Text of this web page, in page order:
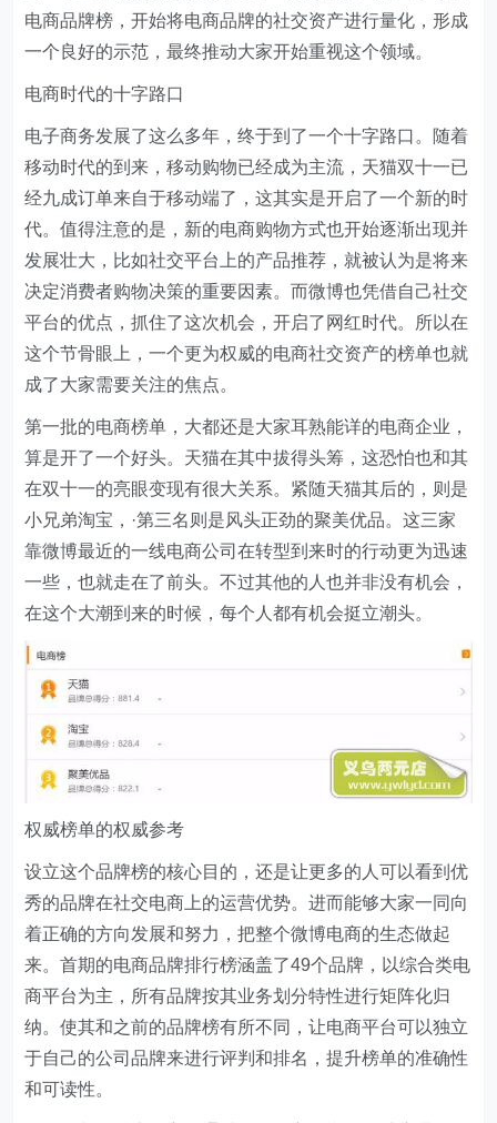
电商品牌榜，开始将电商品牌的社交资产进行量化，形成
一个良好的示范，最终推动大家开始重视这个领域。
电商时代的十字路口
电子商务发展了这么多年，终于到了一个十字路口。随着
移动时代的到来，移动购物已经成为主流，天猫双十一已
经九成订单来自于移动端了，这其实是开启了一个新的时
代。值得注意的是，新的电商购物方式也开始逐渐出现并
发展壮大，比如社交平台上的产品推荐，就被认为是将来
决定消费者购物决策的重要因素。而微博也凭借自己社交
平台的优点，抓住了这次机会，开启了网红时代。所以在
这个节骨眼上，一个更为权威的电商社交资产的榜单也就
成了大家需要关注的焦点。
第一批的电商榜单，大都还是大家耳熟能详的电商企业，
算是开了一个好头。天猫在其中拔得头筹，这恐怕也和其
在双十一的亮眼变现有很大关系。紧随天猫其后的，则是
小兄弟淘宝，·第三名则是风头正劲的聚美优品。这三家
靠微博最近的一线电商公司在转型到来时的行动更为迅速
一些，也就走在了前头。不过其他的人也并非没有机会，
在这个大潮到来的时候，每个人都有机会挺立潮头。
权威榜单的权威参考
设立这个品牌榜的核心目的，还是让更多的人可以看到优
秀的品牌在社交电商上的运营优势。进而能够大家一同向
着正确的方向发展和努力，把整个微博电商的生态做起
来。首期的电商品牌排行榜涵盖了49个品牌，以综合类电
商平台为主，所有品牌按其业务划分特性进行矩阵化归
纳。使其和之前的品牌榜有所不同，让电商平台可以独立
于自己的公司品牌来进行评判和排名，提升榜单的准确性
和可读性。